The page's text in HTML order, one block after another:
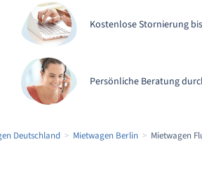
Kostenlose Stornierung
Persönliche Beratung
Deutschland Mietwagen Berlin Mietwagen